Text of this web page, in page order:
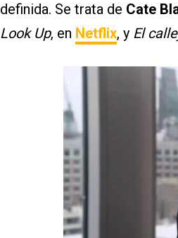
definida. Se trata de Cate
Look Up, en Netflix, y El